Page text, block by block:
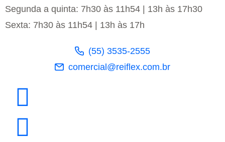
Segunda a quinta: 7h30 às 11h54 | 13h às 17h30
Sexta: 7h30 às 11h54 | 13h às 17h
(55) 3535-2555
comercial@reiflex.com.br